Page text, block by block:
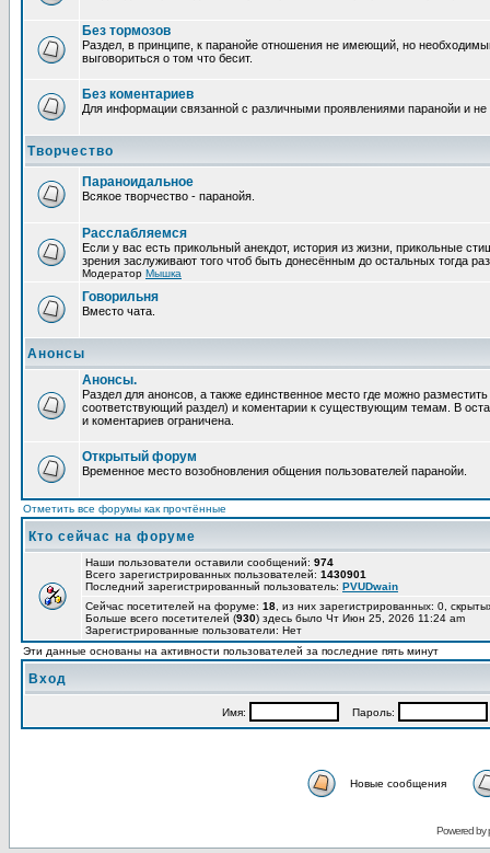
Без тормозов
Раздел, в принципе, к паранойе отношения не имеющий, но
выговориться о том что бесит.
Без коментариев
Для информации связанной с различными проявлениями паранойи и
Творчество
Параноидальное
Всякое творчество - паранойя.
Расслабляемся
Если у вас есть прикольный анекдот, история из жизни, прикольные
зрения заслуживают того чтоб быть донесённым до остальных тогда
Модератор Мышка
Говорильня
Вместо чата.
Анонсы
Анонсы.
Раздел для анонсов, а также единственное место где можно
соответствующий раздел) и коментарии к существующим темам. В
и коментариев ограничена.
Открытый форум
Временное место возобновления общения пользователей паранойи.
Отметить все форумы как прочтённые
Кто сейчас на форуме
Наши пользователи оставили сообщений: 974
Всего зарегистрированных пользователей: 1430901
Последний зарегистрированный пользователь: PVUDwain
Сейчас посетителей на форуме: 18 , из них зарегистрированных: 0,
Больше всего посетителей (930) здесь было Чт Июн 25, 2026 11:24 am
Зарегистрированные пользователи: Нет
Эти данные основаны на активности пользователей за последние пять минут
Вход
Имя: Пароль:
Новые сообщения
Powered by